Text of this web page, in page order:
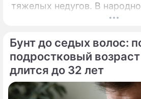
тяжелых недугов. В
августа занимает особое,
Бунт до седых волос:
подростковый
длится до 32 лет